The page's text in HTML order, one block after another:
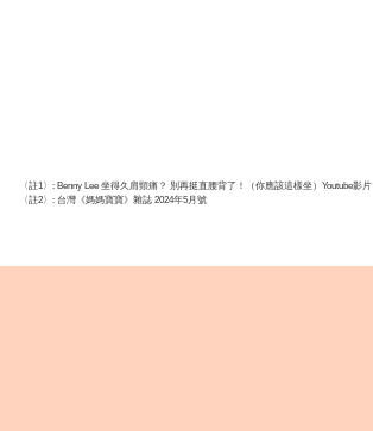
〈註1〉: Benny Lee 坐得久肩頸痛？ 別再挺直腰背了！（你應該這樣坐）Youtube影片